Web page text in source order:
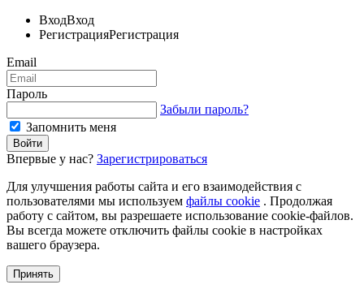
ВходВход
РегистрацияРегистрация
Email
Пароль
Забыли пароль?
Запомнить меня
Впервые у нас? Зарегистрироваться
Для улучшения работы сайта и его взаимодействия с
пользователями мы используем файлы cookie . Продолжая
работу с сайтом, вы разрешаете использование cookie-файлов.
Вы всегда можете отключить файлы cookie в настройках
вашего браузера.
Принять